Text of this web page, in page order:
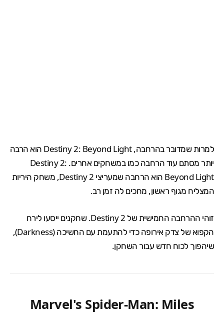
למרות שמדובר בהרחבה, Destiny 2 : Beyond Light הוא הרבה
יותר מסתם עוד הרחבה כמו במשחקים אחרים. Destiny 2:
Beyond Light הוא הרחבה שמעריצי Destiny 2, משחק היריות
המצליח מגוף ראשון, מחכים לה זמן רב.
זוהי ההרחבה החמישית של Destiny 2. שחקנים ייסעו לירח
הקפוא של צדק אירופה כדי להתעמת עם החשיכה (Darkness),
שיהפוך לכוח חדש עבור השחקן.
Marvel's Spider-Man: Miles